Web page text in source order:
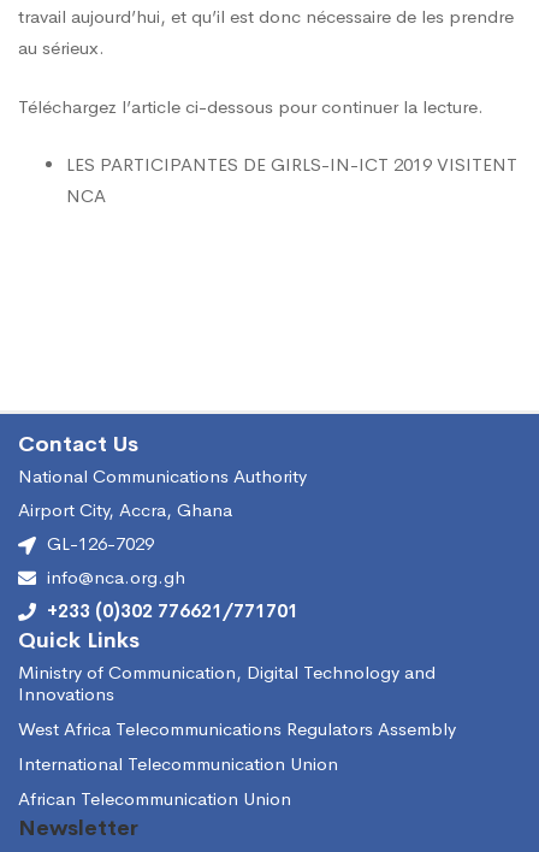
CNE
travail aujourd’hui, et qu’il est donc nécessaire de les prendre
au sérieux.
Téléchargez l’article ci-dessous pour continuer la lecture.
LES PARTICIPANTES DE GIRLS-IN-ICT 2019 VISITENT
NCA
Contact Us
National Communications Authority
Airport City, Accra, Ghana
GL-126-7029
info@nca.org.gh
+233 (0)302 776621/771701
Quick Links
Ministry of Communication, Digital Technology and
Innovations
West Africa Telecommunications Regulators Assembly
International Telecommunication Union
African Telecommunication Union
Newsletter